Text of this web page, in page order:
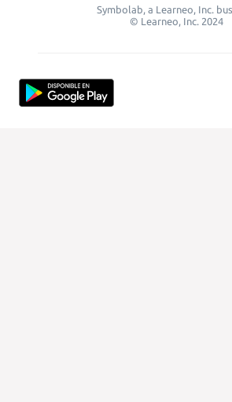
Symbolab, a Learneo, Inc.
© Learneo, Inc. 2024